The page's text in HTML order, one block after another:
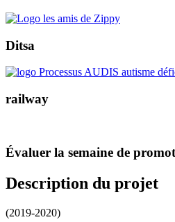
Ditsa
railway
Évaluer la semaine de
Description du projet
(2019-2020)